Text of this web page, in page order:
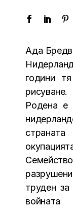
Ада
години
Родена е
труден